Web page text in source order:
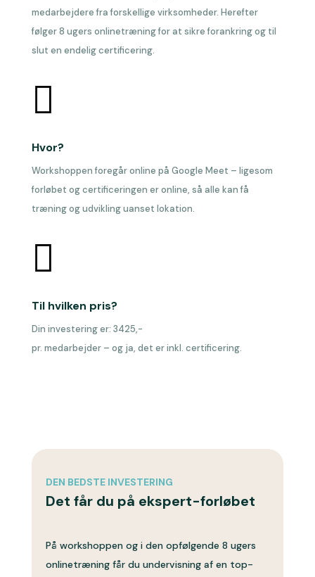
medarbejdere fra forskellige virksomheder. Herefter
følger 8 ugers onlinetræning for at sikre forankring og til
slut en endelig certificering.

Hvor?
Workshoppen foregår online på Google Meet – ligesom
forløbet og certificeringen er online, så alle kan få
træning og udvikling uanset lokation.

Til hvilken pris?
Din investering er: 3425,-
pr. medarbejder – og ja, det er inkl. certificering.
DEN BEDSTE INVESTERING
Det får du på ekspert-forløbet
På workshoppen og i den opfølgende 8 ugers
onlinetræning får du undervisning af en top-